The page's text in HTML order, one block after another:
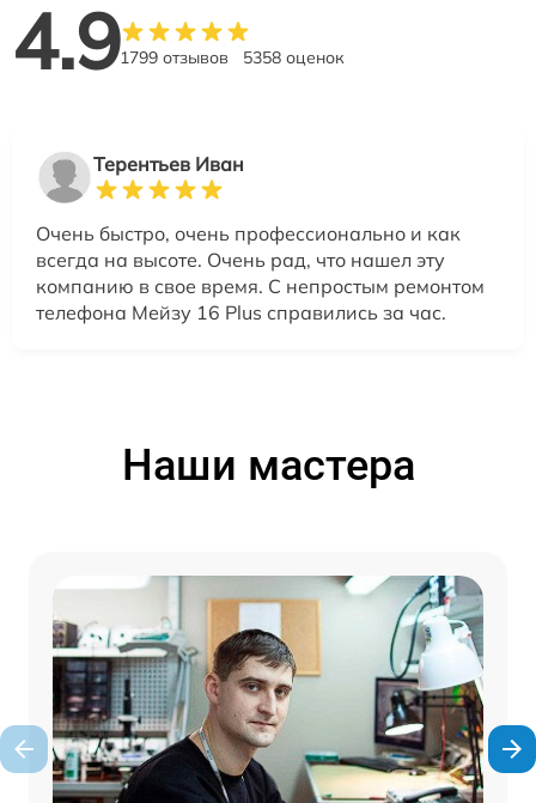
4.91799 отзывов 5358 оценок
Терентьев Иван
Очень быстро, очень профессионально и как
всегда на высоте. Очень рад, что нашел эту
компанию в свое время. С непростым ремонтом
телефона Мейзу 16 Plus справились за час.
Наши мастера